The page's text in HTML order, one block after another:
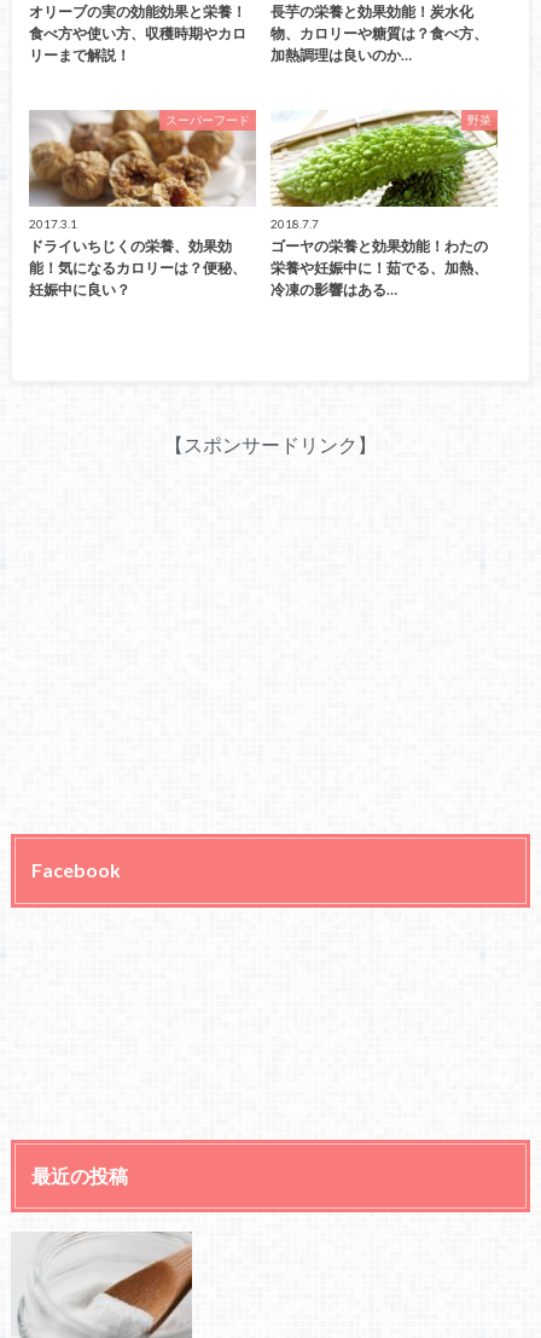
オリーブの実の効能効果と栄養！
食べ方や使い方、収穫時期やカロ
リーまで解説！
長芋の栄養と効果効能！炭水化
物、カロリーや糖質は？食べ方、
加熱調理は良いのか…
スーパーフード
2017.3.1
ドライいちじくの栄養、効果効
能！気になるカロリーは？便秘、
妊娠中に良い？
野菜
2018.7.7
ゴーヤの栄養と効果効能！わたの
栄養や妊娠中に！茹でる、加熱、
冷凍の影響はある…
【スポンサードリンク】
Facebook
最近の投稿